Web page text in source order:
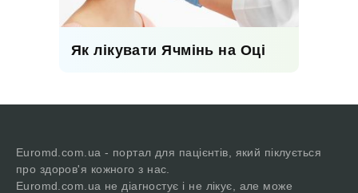
Як лікувати Ячмінь на Оці
Euromd.com.ua - портал для пацієнтів, який піклується
про здоров'я кожного з нас.
Euromd.com.ua не діагностує і не лікує, але може